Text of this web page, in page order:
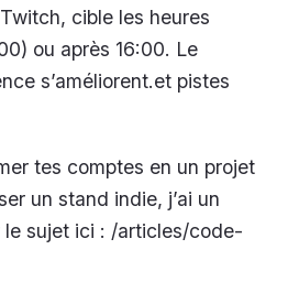
cible les heures
ou après 16:00. Le
s’améliorent.et pistes
tes comptes en un projet
un stand indie, j’ai un
sujet ici : /articles/code-